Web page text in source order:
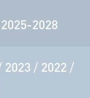
2025-2028
2023 / 2022 /